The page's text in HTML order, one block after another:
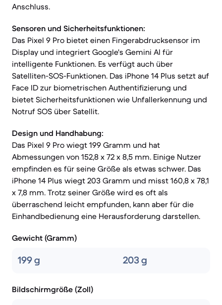
Anschluss.
Sensoren und Sicherheitsfunktionen:
Das Pixel 9 Pro bietet einen Fingerabdrucksensor im
Display und integriert Google's Gemini AI für
intelligente Funktionen. Es verfügt auch über
Satelliten-SOS-Funktionen. Das iPhone 14 Plus setzt auf
Face ID zur biometrischen Authentifizierung und
bietet Sicherheitsfunktionen wie Unfallerkennung und
Notruf SOS über Satellit.
Design und Handhabung:
Das Pixel 9 Pro wiegt 199 Gramm und hat
Abmessungen von 152,8 x 72 x 8,5 mm. Einige Nutzer
empfinden es für seine Größe als etwas schwer. Das
iPhone 14 Plus wiegt 203 Gramm und misst 160,8 x 78,1
x 7,8 mm. Trotz seiner Größe wird es oft als
überraschend leicht empfunden, kann aber für die
Einhandbedienung eine Herausforderung darstellen.
Gewicht (Gramm)
199 g 203 g
Bildschirmgröße (Zoll)